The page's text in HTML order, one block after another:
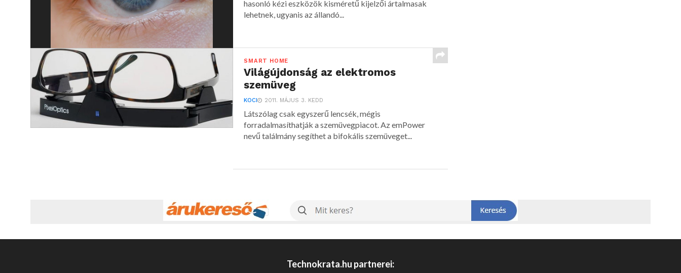
hasonló kézi eszközök kisméretű kijelzői ártalmasak
lehetnek, ugyanis az állandó...
SMART HOME
Világújdonság az elektromos
szemüveg
KOCI 2011. MÁJUS 3. KEDD
Látszólag csak egyszerű lencsék, mégis
forradalmasíthatják a szemüvegpiacot. Az emPower
nevű találmány segíthet a bifokális szemüveget...
Technokrata.hu partnerei: